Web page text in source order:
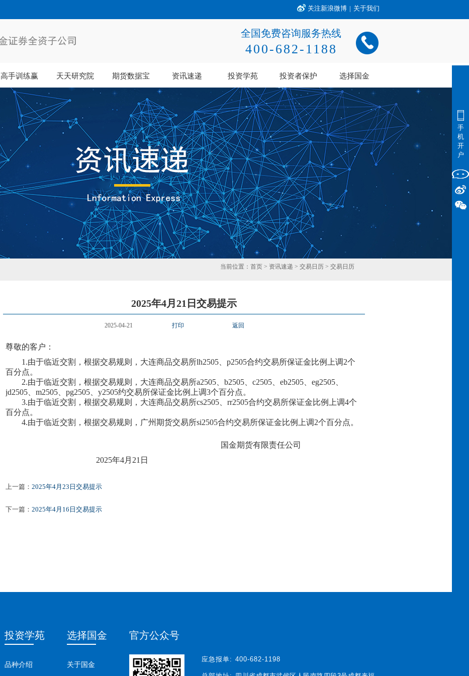
关注新浪微博 | 关于我们
全国免费咨询服务热线
400-682-1188
高手训练赢 天天研究院 期货数据宝 资讯速递 投资学苑 投资者保护 选择国金
当前位置： 首页 > 资讯速递 > 交易日历 > 交易日历
2025年4月21日交易提示
2025-04-21 打印 返回
尊敬的客户：
1.由于临近交割，根据交易规则，大连商品交易所lh2505、 p2505合约交易所保证金比例上调2个
百分点。
2.由于临近交割，根据交易规则，大连商品交易所a2505、 b2505 c2505、 eb2505 eg2505
jd2505 m2505、 pg2505、y2505约交易所保证金比例上调3个百分点。
3.由于临近交割，根据交易规则，大连商品交易所cs2505、 rr2505合约交易所保证金比例上调4个
百分点。
4.由于临近交割，根据交易规则，广州期货交易所si2505合约交易所保证金比例上调2个百分点。
国金期货有限责任公司
2025年4月 21 日
上一篇： 2025年4月23日交易提示
下一篇： 2025年4月16日交易提示
投资学苑
品种介绍
选择国金
关于国金
官方公众号
应急报单: 400-682-1198
手
机
开
户